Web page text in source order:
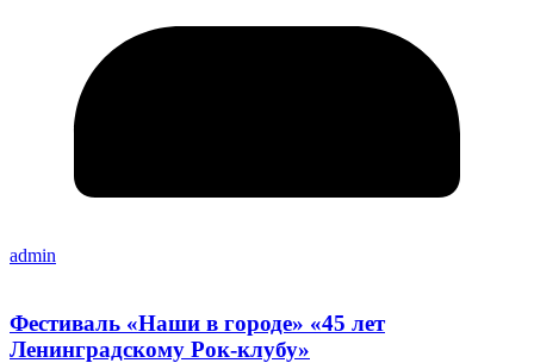
admin
Фестиваль «Наши в городе» «45 лет
Ленинградскому Рок-клубу»